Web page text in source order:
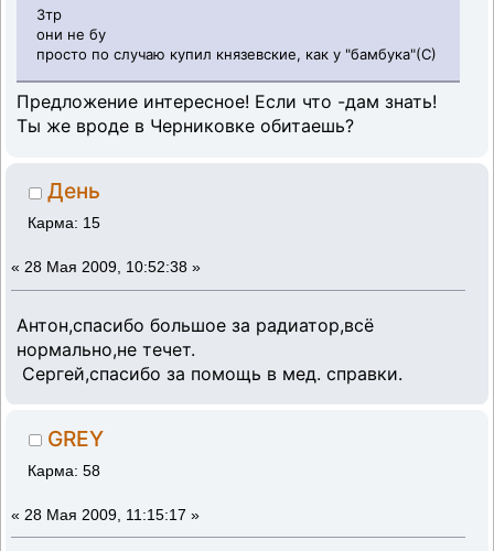
3тр
они не бу
просто по случаю купил князевские, как у "бамбука"(С)
Предложение интересное! Если что -дам знать!
Ты же вроде в Черниковке обитаешь?
День
Карма: 15
« 28 Мая 2009, 10:52:38 »
Антон,спасибо большое за радиатор,всё
нормально,не течет.
Сергей,спасибо за помощь в мед. справки.
GREY
Карма: 58
« 28 Мая 2009, 11:15:17 »